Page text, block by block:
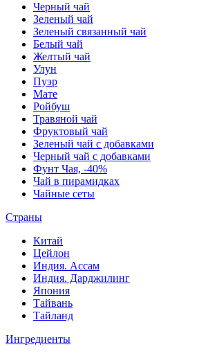
Черный чай
Зеленый чай
Зеленый связанный чай
Белый чай
Желтый чай
Улун
Пуэр
Мате
Ройбуш
Травяной чай
Фруктовый чай
Зеленый чай с добавками
Черный чай с добавками
Фунт Чая, -40%
Чай в пирамидках
Чайные сеты
Страны
Китай
Цейлон
Индия. Ассам
Индия. Дарджилинг
Япония
Тайвань
Тайланд
Ингредиенты